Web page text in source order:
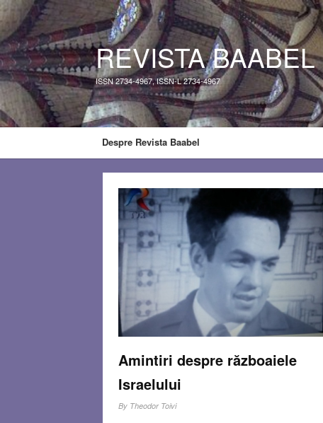
REVISTA BAABEL
ISSN 2734-4967, ISSN-L 2734-4967
Despre Revista Baabel
Amintiri despre războaiele
Israelului
By Theodor Toivi